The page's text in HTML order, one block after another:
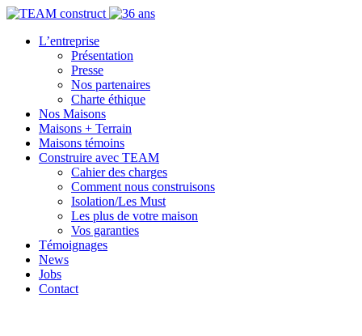
L’entreprise
Présentation
Presse
Nos partenaires
Charte éthique
Nos Maisons
Maisons + Terrain
Maisons témoins
Construire avec TEAM
Cahier des charges
Comment nous construisons
Isolation/Les Must
Les plus de votre maison
Vos garanties
Témoignages
News
Jobs
Contact